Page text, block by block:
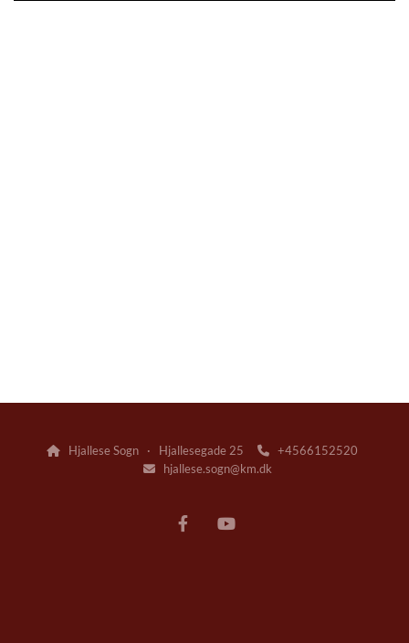
Hjallese Sogn · Hjallesegade 25 +4566152520
hjallese.sogn@km.dk